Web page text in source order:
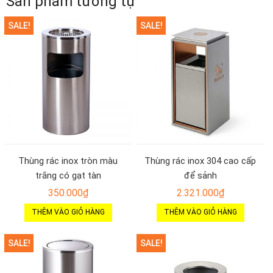
SALE!
Thùng rác inox tròn màu
trắng có gạt tàn
350.000₫
THÊM VÀO GIỎ HÀNG
SALE!
Thùng rác inox 304 cao cấp
để sảnh
2.321.000₫
THÊM VÀO GIỎ HÀNG
SALE! SALE!